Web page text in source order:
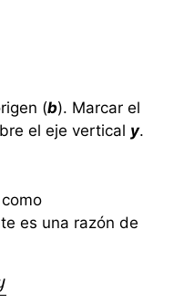
(b). Marcar el
el eje vertical y.
como
es una razón de